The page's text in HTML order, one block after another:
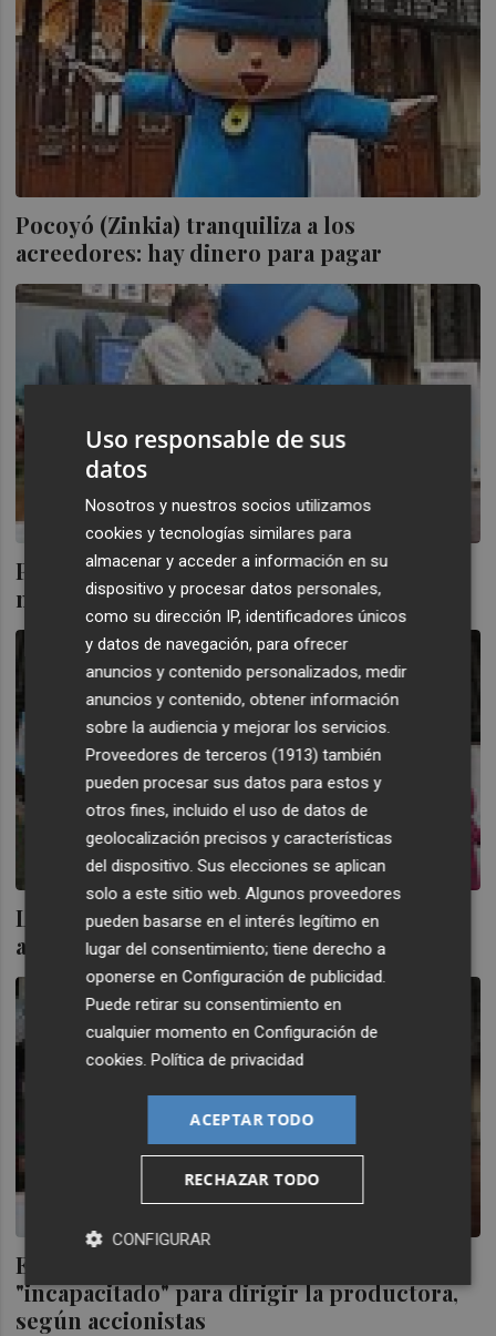
Pocoyó (Zinkia) tranquiliza a los
acreedores: hay dinero para pagar
Pocoyó (Zinkia) multiplica por cuatro sus
números rojos
Los accionistas de Zinkia (Pocoyó) vuelven
a la carga contra Castillejo
El presidente de Zinkia (MAB) está
"incapacitado" para dirigir la productora,
según accionistas
Uso responsable de sus
datos
Nosotros y nuestros socios utilizamos
cookies y tecnologías similares para
almacenar y acceder a información en su
dispositivo y procesar datos personales,
como su dirección IP, identificadores únicos
y datos de navegación, para ofrecer
anuncios y contenido personalizados, medir
anuncios y contenido, obtener información
sobre la audiencia y mejorar los servicios.
Proveedores de terceros (1913) también
pueden procesar sus datos para estos y
otros fines, incluido el uso de datos de
geolocalización precisos y características
del dispositivo. Sus elecciones se aplican
solo a este sitio web. Algunos proveedores
pueden basarse en el interés legítimo en
lugar del consentimiento; tiene derecho a
oponerse enConfiguración de publicidad
Puede retirar su consentimiento en
cualquier momento enConfiguración de
cookies .Política de privacidad
ACEPTAR TODO
RECHAZAR TODO
CONFIGURAR